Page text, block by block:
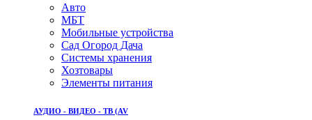
Авто
МБТ
Мобильные устройства
Сад Огород Дача
Системы хранения
Хозтовары
Элементы питания
АУДИО - ВИДЕО - ТВ (AV